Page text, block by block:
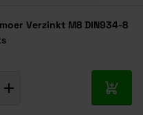
Verzinkt M8 DIN934-8
In